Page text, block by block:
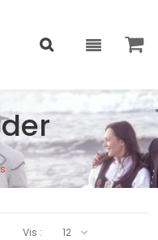
Vis :